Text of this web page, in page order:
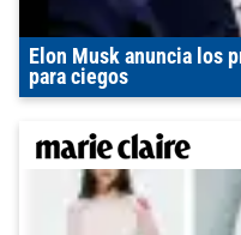
Elon Musk anuncia los
para ciegos